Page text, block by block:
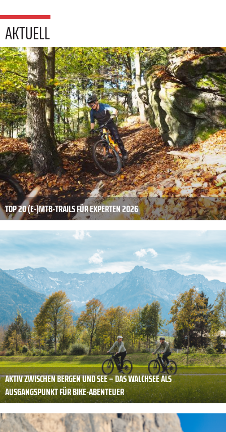
AKTUELL
TOP 20 (E-)MTB-TRAILS FÜR EXPERTEN 2026
AKTIV ZWISCHEN BERGEN UND SEE – DAS WALCHSEE ALS
AUSGANGSPUNKT FÜR BIKE-ABENTEUER